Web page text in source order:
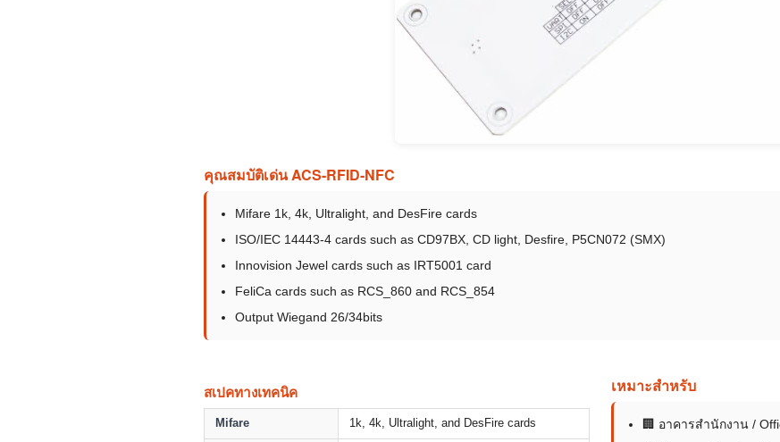
คุณสมบัติเด่น ACS-RFID-NFC
Mifare 1k, 4k, Ultralight, and DesFire cards
ISO/IEC 14443-4 cards such as CD97BX, CD light, Desfire, P5CN072 (SMX)
Innovision Jewel cards such as IRT5001 card
FeliCa cards such as RCS_860 and RCS_854
Output Wiegand 26/34bits
สเปคทางเทคนิค
Mifare 1k, 4k, Ultralight, and DesFire cards
เหมาะสำหรับ
🏢 อาคารสำนักงาน /